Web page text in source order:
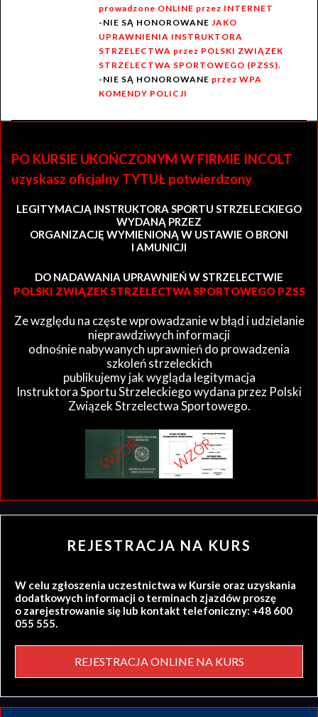
prowadzone ONLINE przez INTERNET
-NIE SĄ HONOROWANE JAKO
UPRAWNIENIA INSTRUKTORA
STRZELECTWA przez POLSKI ZWIĄZEK
STRZELECTWA SPORTOWEGO (PZSS).
-NIE SĄ HONOROWANE przez WPA
KOMENDY POLICJI
PO KURSIE UKOŃCZONYM W FIRMIE INCOLT
uzyskasz oficjalny TYTUŁ potwierdzony
LEGITYMACJĄ INSTRUKTORA SPORTU STRZELECKIEGO
WYDANĄ PRZEZ
ORGANIZACJĘ WYMIENIONĄ W USTAWIE O BRONI
I AMUNICJI
DO NADAWANIA UPRAWNIEŃ W STRZELECTWIE
POLSKI ZWIĄZEK STRZELECTWA SPORTOWEGO PZSS
Ze względu na częste wprowadzanie w błąd i udzielanie
nieprawdziwych informacji
odnośnie nabywanych uprawnień do prowadzenia
szkoleń strzeleckich
publikujemy jak wygląda legitymacja
Instruktora Sportu Strzeleckiego wydana przez Polski
Związek Strzelectwa Sportowego.
REJESTRACJA NA KURS
W celu zgłoszenia uczestnictwa w Kursie oraz uzyskania
dodatkowych informacji o terminach zjazdów proszę
o zarejestrowanie się lub kontakt telefoniczny: +48 600
055 555.
REJESTRACJA ONLINE NA KURS